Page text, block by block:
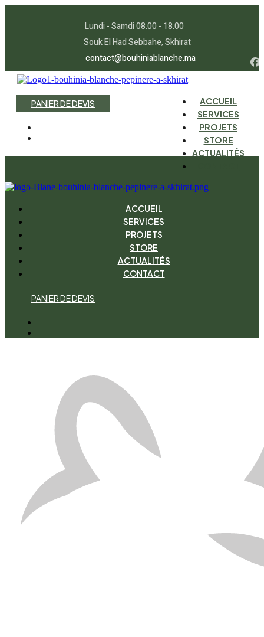
Lundi - Samdi 08.00 - 18.00
Souk El Had Sebbahe, Skhirat
contact@bouhiniablanche.ma
ACCUEIL
SERVICES
PROJETS
STORE
ACTUALITÉS
PANIERDEDEVIS
ACCUEIL
SERVICES
PROJETS
STORE
ACTUALITÉS
CONTACT
PANIERDEDEVIS